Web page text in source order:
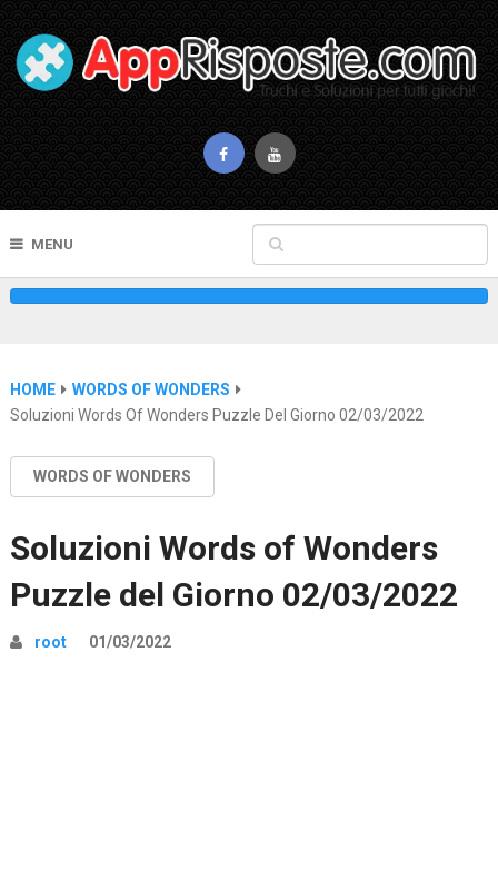
MENU
HOME
WORDS OF WONDERS
Soluzioni Words Of Wonders Puzzle Del Giorno 02/03/2022
WORDS OF WONDERS
Soluzioni Words of Wonders
Puzzle del Giorno 02/03/2022
root 01/03/2022